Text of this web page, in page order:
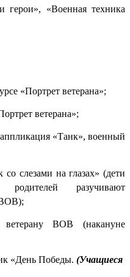
«Военная техника
«Портрет ветерана»;
ветерана»;
аппликация «Танк», военный
слезами на глазах» (дети
разучивают
ВОВ);
ветерану ВОВ (накануне
«День Победы. (Учащиеся